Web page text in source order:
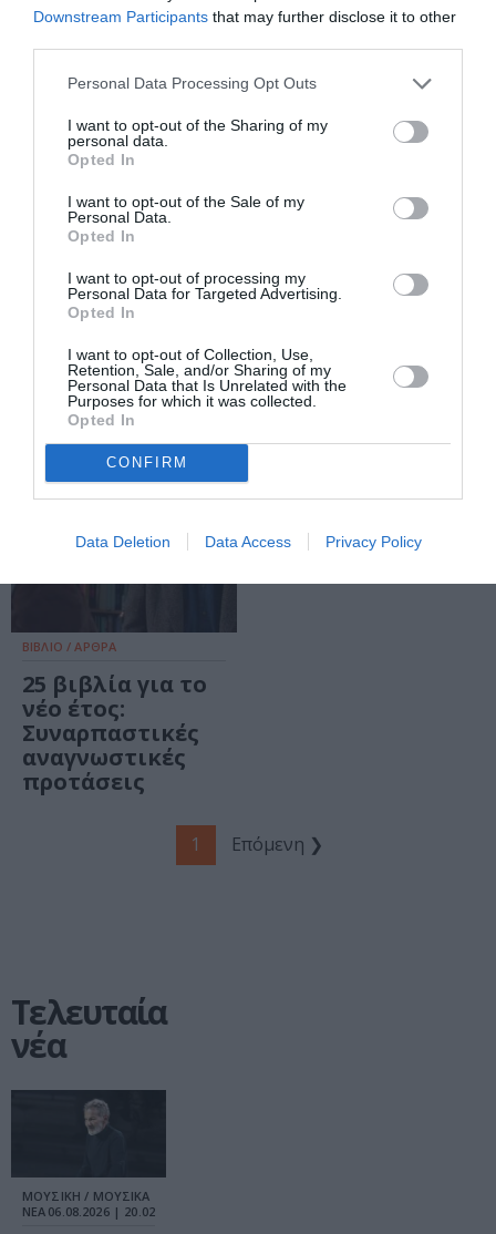
Downstream Participants that may further disclose it to other
Personal Data Processing Opt Outs
I want to opt-out of the Sharing of my
personal data.
Opted In
I want to opt-out of the Sale of my
Personal Data.
Opted In
I want to opt-out of processing my
Personal Data for Targeted Advertising.
Opted In
I want to opt-out of Collection, Use,
Retention, Sale, and/or Sharing of my
Personal Data that Is Unrelated with the
Purposes for which it was collected.
Opted In
CONFIRM
Data Deletion Data Access Privacy Policy
Οι Ευρωπαϊκοί
Εμφύλιοι
Πόλεμοι στον
Κινηματογράφο:
Για το νέο βιβλίο
των Μωβ
Εκδόσεων
Ο Καμύ ανάμεσα
και στον
Φλομπέρ
ΒΙΒΛΙΟ / ΑΡΘΡΑ
25 βιβλία για το
νέο έτος:
Συναρπαστικές
αναγνωστικές
προτάσεις
τις γιορτές
1 Επόμενη ❯
Τελευταία
νέα
ΜΟΥΣΙΚΗ / ΜΟΥΣΙΚΑ
ΝΕΑ 06.08.2026 | 20.02